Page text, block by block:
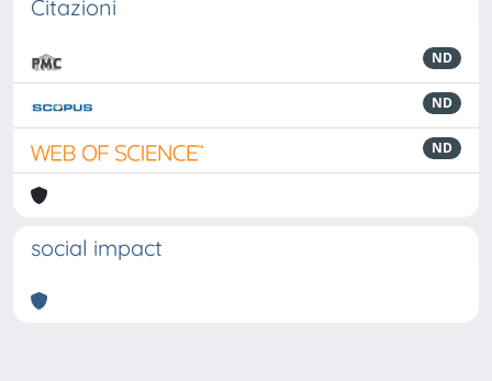
Citazioni
ND
ND
ND
social impact